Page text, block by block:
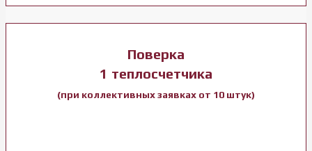
Поверка
1 теплосчетчика
(при коллективных заявках от 10 штук)